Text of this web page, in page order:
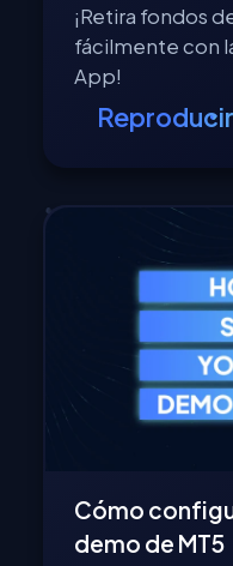
¡Retira fondos
fácilmente con
App!
Cómo
demo de MT5